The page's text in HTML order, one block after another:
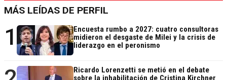
MÁS LEÍDAS DE PERFIL
1
Encuesta rumbo a 2027: cuatro consultoras
midieron el desgaste de Milei y la crisis de
liderazgo en el peronismo
Ricardo Lorenzetti se metió en el debate
sobre la inhabilitación de Cristina Kirchner